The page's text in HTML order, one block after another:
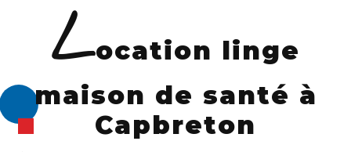
location linge
maison de santé à
Capbreton